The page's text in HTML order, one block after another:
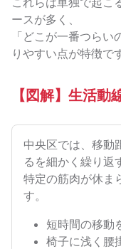
ースが多く、
「どこが一番つら
りやすい点が特徴で
【図解】生活
中央区では、移動
るを細かく繰り返
特定の筋肉が休ま
す。
短時間の移動
椅子に浅く腰